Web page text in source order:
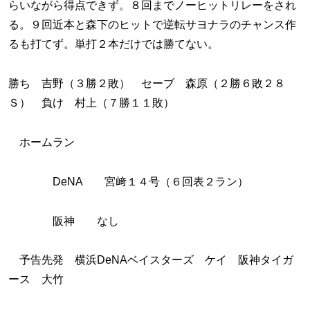
らいながら得点できず。８回までノーヒットリレーをされ
る。９回近本と森下のヒットで逆転サヨナラのチャンス作
るも打てず。単打２本だけでは勝てない。
勝ち 吉野（３勝２敗） セーブ 森原（２勝６敗２８
Ｓ） 負け 村上（７勝１１敗）
ホームラン
DeNA 宮﨑１４号（６回表２ラン）
阪神 なし
予告先発 横浜DeNAベイスターズ ケイ 阪神タイガ
ース 大竹